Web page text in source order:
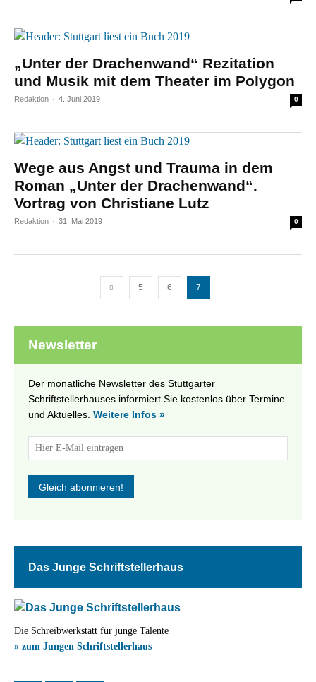
„Unter der Drachenwand“ Rezitation
und Musik mit dem Theater im Polygon
Redaktion - 4. Juni 2019 0
Wege aus Angst und Trauma in dem
Roman „Unter der Drachenwand“.
Vortrag von Christiane Lutz
Redaktion - 31. Mai 2019 0
5 6 7
Newsletter
Der monatliche Newsletter des Stuttgarter
Schriftstellerhauses informiert Sie kostenlos über Termine
und Aktuelles. Weitere Infos »
Das Junge Schriftstellerhaus
Die Schreibwerkstatt für junge Talente
» zum Jungen Schriftstellerhaus